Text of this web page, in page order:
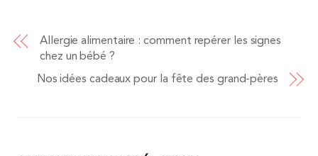
Allergie alimentaire : comment repérer les signes
chez un bébé ?
Nos idées cadeaux pour la fête des grand-pères